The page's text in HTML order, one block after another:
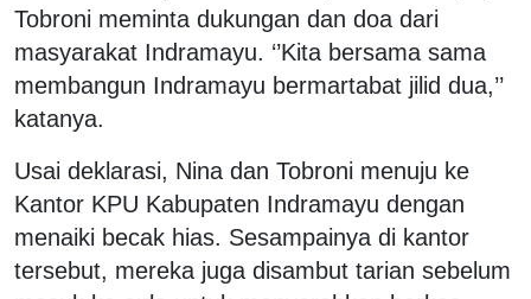
Tobroni meminta dukungan dan doa dari
masyarakat Indramayu. ‘’Kita bersama sama
membangun Indramayu bermartabat jilid dua,’’
katanya.
Usai deklarasi, Nina dan Tobroni menuju ke
Kantor KPU Kabupaten Indramayu dengan
menaiki becak hias. Sesampainya di kantor
tersebut, mereka juga disambut tarian sebelum